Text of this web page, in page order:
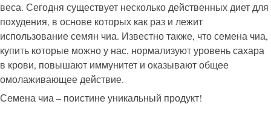
веса. Сегодня существует несколько действенных диет для
похудения, в основе которых как раз и лежит
использование семян чиа. Известно также, что семена чиа,
купить которые можно у нас, нормализуют уровень сахара
в крови, повышают иммунитет и оказывают общее
омолаживающее действие.
Семена чиа – поистине уникальный продукт!